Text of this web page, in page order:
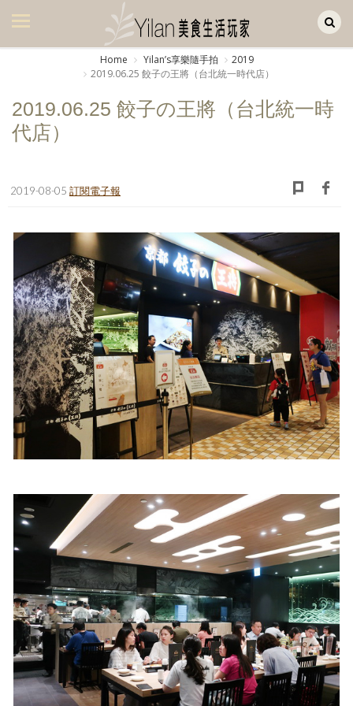
美食集
廚房集
旅遊集
日記簿
餐桌週記
享樂隨手拍
照相簿
影音區
創意出版服務
個人著作
活動實況記錄
媒體報導一覽
合作與代言
訂閱電子報
Home Yilanʼs享樂隨手拍
2019
2019.06.25 餃子の王將（台北統一時代店）
2019.06.25 餃子の王將（台北統一時
代店）
2019-08-05 訂閱電子報